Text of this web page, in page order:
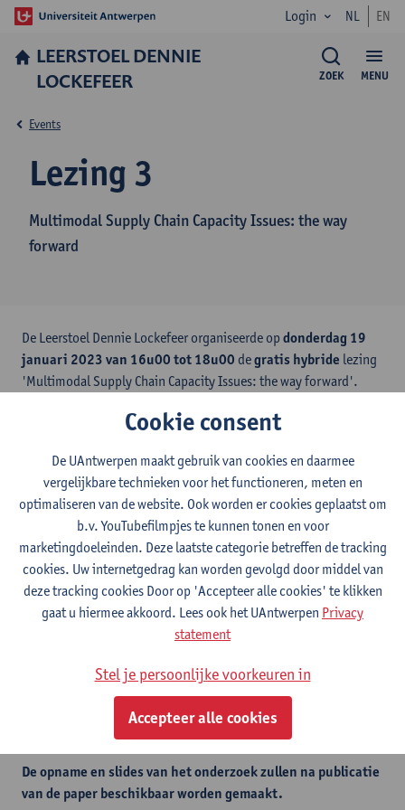
Login NL EN
LEERSTOEL DENNIE
LOCKEFEER
MENU
ZOEK
Lezing 3
Multimodal Supply Chain Capacity Issues: the way
forward
Events
De Leerstoel Dennie Lockefeer organiseerde op donderdag 19
januari 2023 van 16u00 tot 18u00 degratis hybride lezing
'Multimodal Supply Chain Capacity Issues: the way forward'.
Gezien het grote internationale bereik van de vorige lezing
boden we deze lezing in een hybride vorm aan. Tijdens de lezing
werd de verlenging van de Dennie Lockefeer Leerstoel officieel
aangekondigd. De derde lezing 'Multimodale Supply Chain
Capacity Issues' bouwde verder op de succesvolle lezing 'Supply
Chain reality' waarin D&D vanuit drie perspectieven werd
toegelicht: douane, recht en financiën. De huidige lezing ficuste
op het juridisch-economische perspectief. Naast het onderzoek
werden tijdens het industriepanel bredere kwesties in verband
met intermodaliteit bediscussieerd.
We waren verheugd 70 mensen live in de F. de Tassiszaal en 78
industriepanel, dat bestond uit vier partners van de Leerstoel
Dennie Lockefeer (DP World Antwerp, b.v. FR. Hellebosch,
Cofano, en Umicore), zorgde voor een levendige discussie rond
D&D en intermodaliteit. Bedankt voor jullie aanwezigheid!
De opname en slides van het onderzoek zullen na publicatie
van de paper beschikbaar worden gemaakt.
Cookie consent
De UAntwerpen maakt gebruik van cookies en daarmee
vergelijkbare technieken voor het functioneren, meten en
optimaliseren van de website. Ook worden er cookies geplaatst om
b.v. YouTubefilmpjes te kunnen tonen en voor
marketingdoeleinden. Deze laatste categorie betreffen de tracking
cookies. Uw internetgedrag kan worden gevolgd door middel van
deze tracking cookies Door op 'Accepteer alle cookies' te klikken
gaat u hiermee akkoord. Lees ook het UAntwerpen Privacy
statement
Stel je persoonlijke voorkeuren in
Accepteer alle cookies